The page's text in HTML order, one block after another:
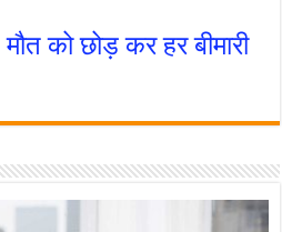
को छोड़ कर हर बीमारी